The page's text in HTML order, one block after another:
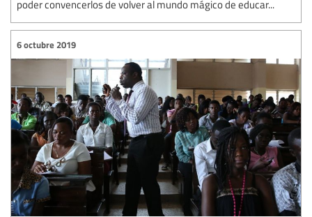
poder convencerlos de volver al mundo mágico de educar...
6 octubre 2019